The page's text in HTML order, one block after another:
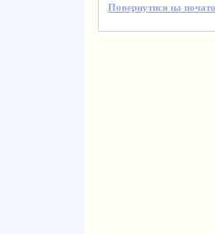
Повернутися на